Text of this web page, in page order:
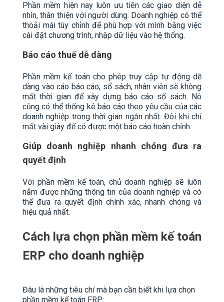
Phần mềm hiện nay luôn ưu tiên các giao diện dễ
nhìn, thân thiện với người dùng. Doanh nghiệp có thể
thoải mái tùy chỉnh để phù hợp với mình bằng việc
cài đặt chương trình, nhập dữ liệu vào hệ thống.
Báo cáo thuế dễ dàng
Phần mềm kế toán cho phép truy cập tự động dễ
dàng vào cáo báo cáo, sổ sách, nhân viên sẽ không
mất thời gian để xây dựng báo cáo sổ sách. Nó
cũng có thể thống kê báo cáo theo yêu cầu của các
doanh nghiệp trong thời gian ngắn nhất. Đôi khi chỉ
mất vài giây để có được một báo cáo hoàn chỉnh.
Giúp doanh nghiệp nhanh chóng đưa ra
quyết định
Với phần mềm kế toán, chủ doanh nghiệp sẽ luôn
nắm được những thông tin của doanh nghiệp và có
thể đưa ra quyết định chính xác, nhanh chóng và
hiệu quả nhất.
Cách lựa chọn phần mềm kế toán
ERP cho doanh nghiệp
Đâu là những tiêu chí mà bạn cần biết khi lựa chọn
phần mềm kế toán ERP: